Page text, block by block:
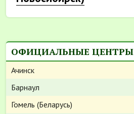
ОФИЦИАЛЬНЫЕ ЦЕНТРЫ
Ачинск
Барнаул
Гомель (Беларусь)